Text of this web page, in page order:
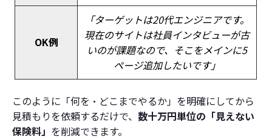
OK例
「ターゲットは20代エンジニアです。
現在のサイトは社員インタビューが古
いのが課題なので、そこをメインに5
ページ追加したいです」
このように「何を・どこまでやるか」を明確にしてから
見積もりを依頼するだけで、 数十万円単位の「見えない
保険料」 を削減できます。